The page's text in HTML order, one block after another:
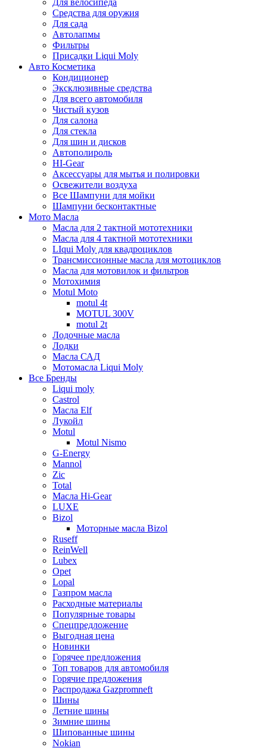
Для велосипеда
Средства для оружия
Для сада
Автолапмы
Фильтры
Присадки Liqui Moly
Авто Косметика
Кондиционер
Эксклюзивные средства
Для всего автомобиля
Чистый кузов
Для салона
Для стекла
Для шин и дисков
Автополироль
HI-Gear
Аксессуары для мытья и полировки
Освежители воздуха
Все Шампуни для мойки
Шампуни бесконтактные
Мото Масла
Масла для 2 тактной мототехники
Масла для 4 тактной мототехники
LIqui Moly для квадроциклов
Трансмиссионные масла для мотоциклов
Масла для мотовилок и фильтров
Мотохимия
Motul Moto
motul 4t
MOTUL 300V
motul 2t
Лодочные масла
Лодки
Масла САД
Мотомасла Liqui Moly
Все Бренды
Liqui moly
Castrol
Масла Elf
Лукойл
Motul
Motul Nismo
G-Energy
Mannol
Zic
Total
Масла Hi-Gear
LUXE
Bizol
Моторные масла Bizol
Ruseff
ReinWell
Lubex
Opet
Lopal
Газпром масла
Расходные материалы
Популярные товары
Спецпредложение
Выгодная цена
Новинки
Горячее предложения
Топ товаров для автомобиля
Горячие предложения
Распродажа Gazpromneft
Шины
Летние шины
Зимние шины
Шипованные шины
Nokian